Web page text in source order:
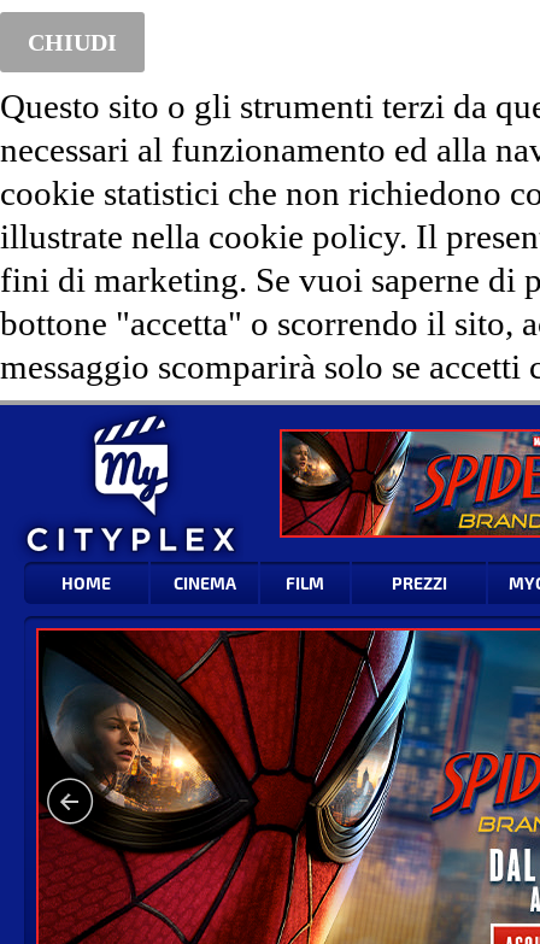
CHIUDI
Questo sito o gli strumenti terzi da
necessari al funzionamento ed alla
cookie statistici che non richiedono
illustrate nella cookie policy. Il
fini di marketing. Se vuoi saperne di
bottone "accetta" o scorrendo il sito,
messaggio scomparirà solo se
HOME CINEMA FILM PREZZI